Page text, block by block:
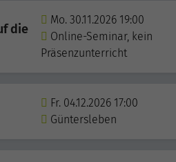
die
Mo. 30.11.2026 19:00
Online-Seminar, kein
Präsenzunterricht
Fr. 04.12.2026 17:00
Güntersleben